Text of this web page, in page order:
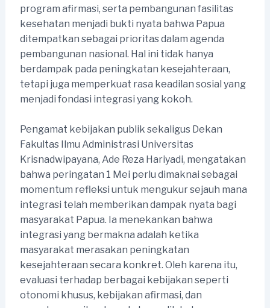
program afirmasi, serta pembangunan fasilitas
kesehatan menjadi bukti nyata bahwa Papua
ditempatkan sebagai prioritas dalam agenda
pembangunan nasional. Hal ini tidak hanya
berdampak pada peningkatan kesejahteraan,
tetapi juga memperkuat rasa keadilan sosial yang
menjadi fondasi integrasi yang kokoh.
Pengamat kebijakan publik sekaligus Dekan
Fakultas Ilmu Administrasi Universitas
Krisnadwipayana, Ade Reza Hariyadi, mengatakan
bahwa peringatan 1 Mei perlu dimaknai sebagai
momentum refleksi untuk mengukur sejauh mana
integrasi telah memberikan dampak nyata bagi
masyarakat Papua. Ia menekankan bahwa
integrasi yang bermakna adalah ketika
masyarakat merasakan peningkatan
kesejahteraan secara konkret. Oleh karena itu,
evaluasi terhadap berbagai kebijakan seperti
otonomi khusus, kebijakan afirmasi, dan